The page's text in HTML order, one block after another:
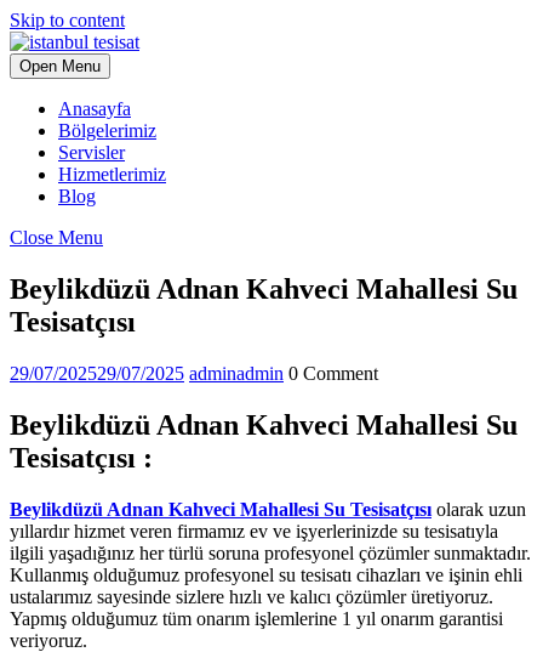
Skip to content
Open Menu
Anasayfa
Bölgelerimiz
Servisler
Hizmetlerimiz
Blog
Close Menu
Beylikdüzü Adnan Kahveci Mahallesi Su
Tesisatçısı
29/07/202529/07/2025 adminadmin 0 Comment
Beylikdüzü Adnan Kahveci Mahallesi Su
Tesisatçısı :
Beylikdüzü Adnan Kahveci Mahallesi Su Tesisatçısı olarak uzun
yıllardır hizmet veren firmamız ev ve işyerlerinizde su tesisatıyla
ilgili yaşadığınız her türlü soruna profesyonel çözümler sunmaktadır.
Kullanmış olduğumuz profesyonel su tesisatı cihazları ve işinin ehli
ustalarımız sayesinde sizlere hızlı ve kalıcı çözümler üretiyoruz.
Yapmış olduğumuz tüm onarım işlemlerine 1 yıl onarım garantisi
veriyoruz.